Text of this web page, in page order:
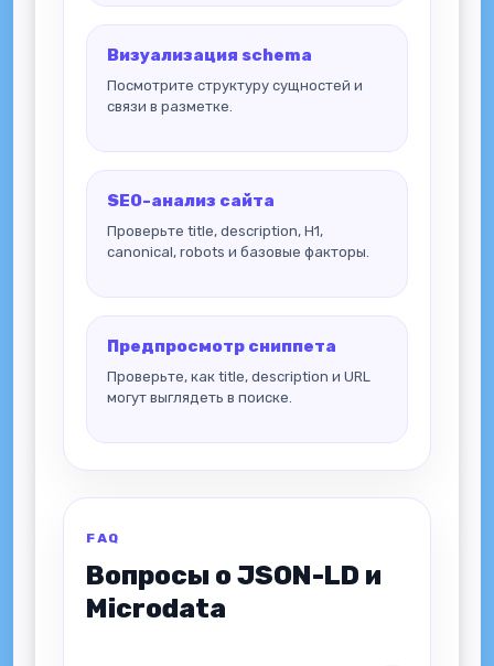
Визуализация schema
Посмотрите структуру сущностей и
связи в разметке.
SEO-анализ сайта
Проверьте title, description, H1,
canonical, robots и базовые факторы.
Предпросмотр сниппета
Проверьте, как title, description и URL
могут выглядеть в поиске.
FAQ
Вопросы о JSON-LD и
Microdata